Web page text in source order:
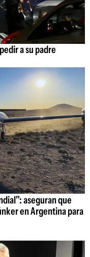
a su padre
aseguran que
en Argentina para